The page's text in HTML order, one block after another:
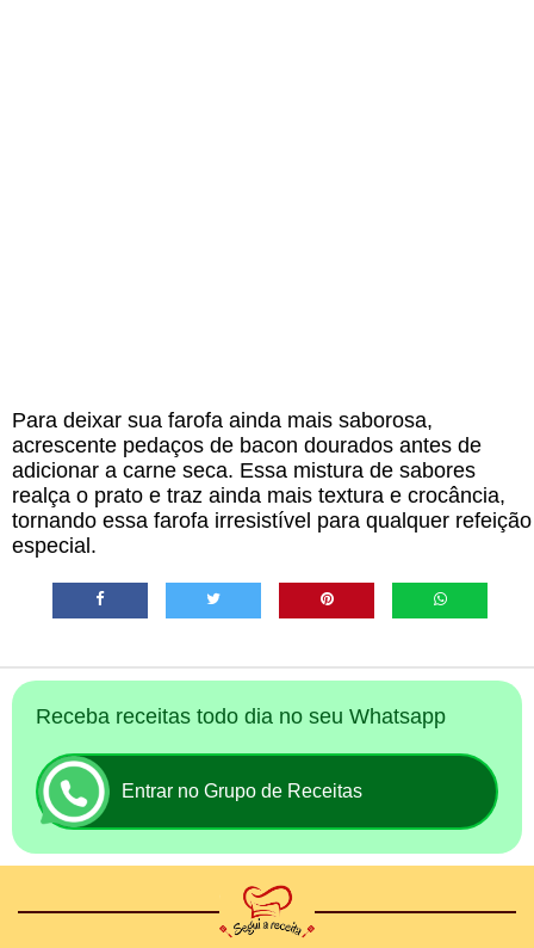
Para deixar sua farofa ainda mais saborosa,
acrescente pedaços de bacon dourados antes de
adicionar a carne seca. Essa mistura de sabores
realça o prato e traz ainda mais textura e crocância,
tornando essa farofa irresistível para qualquer refeição
especial.
Receba receitas todo dia no seu Whatsapp
Entrar no Grupo de Receitas